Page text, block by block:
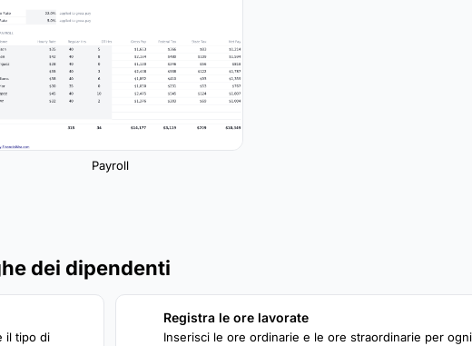
Payroll
dei dipendenti
il tipo di
Registra le ore lavorate
Inserisci le ore ordinarie e le ore straordinarie per ogni